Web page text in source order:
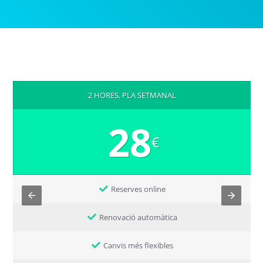
2 HORES, PLA SETMANAL
28€
Reserves online
Renovació automàtica
Canvis més flexibles